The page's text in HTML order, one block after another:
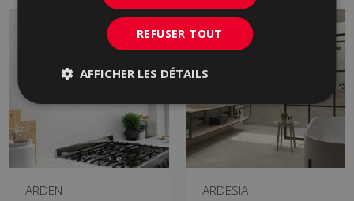
ARDEN ARDESIA
REFUSER TOUT
AFFICHER LES DÉTAILS